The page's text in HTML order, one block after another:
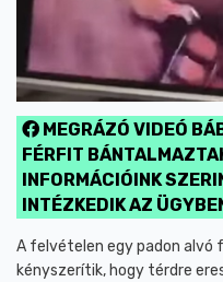
MEGRÁZÓ VIDEÓ
FÉRFIT
INFORMÁCIÓINK
INTÉZKEDIK AZ
A felvételen egy padon alvó
kényszerítik, hogy térdre